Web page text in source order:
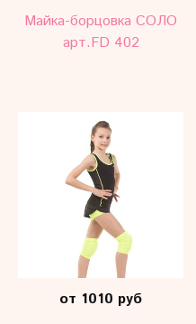
Майка-борцовка СОЛО
арт.FD 402
от 1010 руб